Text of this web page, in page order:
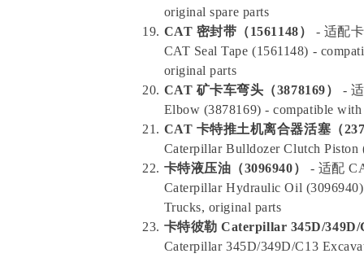
original spare parts
CAT 密封带（1561148）
- 适配
CAT Seal Tape (1561148) -
original parts
CAT 矿卡车弯头（3878169）
-
Elbow (3878169) - compatible
CAT 卡特推土机离合器活塞（
Caterpillar Bulldozer Clutch
卡特液压油（3096940）
- 适配
Caterpillar Hydraulic Oil
Trucks, original parts
卡特彼勒 Caterpillar 345D/
Caterpillar 345D/349D/C13